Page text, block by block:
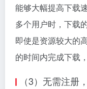
能够大幅提高下载
多个用户时，下载
即使是资源较大的
的时间内完成下载
（3）无需注册